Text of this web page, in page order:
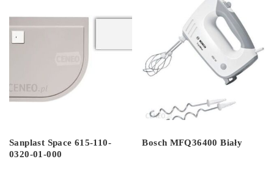
Sanplast Space 615-110-
0320-01-000
Bosch MFQ36400 Biały